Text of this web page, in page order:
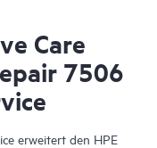
Care
7506
erweitert den HPE